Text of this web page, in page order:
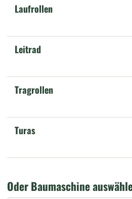
Laufrollen
Leitrad
Tragrollen
Turas
Oder Baumaschine